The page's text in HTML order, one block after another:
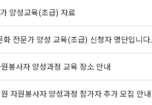
양성교육(초급) 자료
전문가 양성 교육(초급) 신청자 명단입니다.
봉사자 양성과정 교육 장소 안내
자원봉사자 양성과정 참가자 추가 모집 안내